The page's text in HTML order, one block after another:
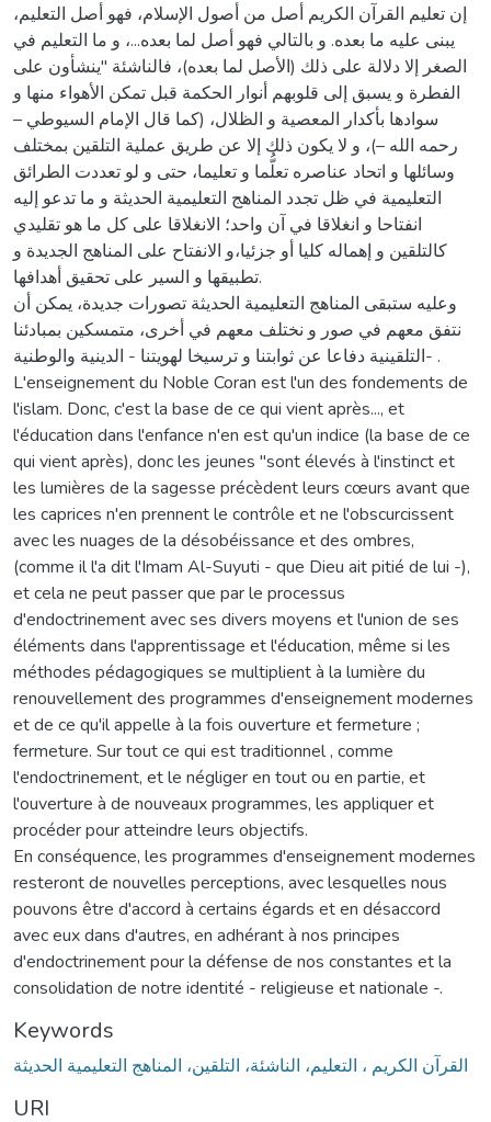
إن تعليم القرآن الكريم أصل من أصول الإسلام، فهو أصل التعليم،
يبنى عليه ما بعده. و بالتالي فهو أصل لما بعده...، و ما التعليم في
الصغر إلا دلالة على ذلك (الأصل لما بعده)، فالناشئة "ينشأون على
الفطرة و يسبق إلى قلوبهم أنوار الحكمة قبل تمكن الأهواء منها و
سوادها بأكدار المعصية و الظلال، (كما قال الإمام السيوطي –
رحمه الله –)، و لا يكون ذلك إلا عن طريق عملية التلقين بمختلف
وسائلها و اتحاد عناصره تعلُّما و تعليما، حتى و لو تعددت الطرائق
التعليمية في ظل تجدد المناهج التعليمية الحديثة و ما تدعو إليه
انفتاحا و انغلاقا في آن واحد؛ الانغلاقا على كل ما هو تقليدي
كالتلقين و إهماله كليا أو جزئيا،و الانفتاح على المناهج الجديدة و
تطبيقها و السير على تحقيق أهدافها.
وعليه ستبقى المناهج التعليمية الحديثة تصورات جديدة، يمكن أن
نتفق معهم في صور و نختلف معهم في أخرى، متمسكين بمبادئنا
التلقينية دفاعا عن ثوابتنا و ترسيخا لهويتنا - الدينية والوطنية- .
L'enseignement du Noble Coran est l'un des fondements de
l'islam. Donc, c'est la base de ce qui vient après..., et
l'éducation dans l'enfance n'en est qu'un indice (la base de ce
qui vient après), donc les jeunes "sont élevés à l'instinct et
les lumières de la sagesse précèdent leurs cœurs avant que
les caprices n'en prennent le contrôle et ne l'obscurcissent
avec les nuages de la désobéissance et des ombres,
(comme il l'a dit l'Imam Al-Suyuti - que Dieu ait pitié de lui -),
et cela ne peut passer que par le processus
d'endoctrinement avec ses divers moyens et l'union de ses
éléments dans l'apprentissage et l'éducation, même si les
méthodes pédagogiques se multiplient à la lumière du
renouvellement des programmes d'enseignement modernes
et de ce qu'il appelle à la fois ouverture et fermeture ;
fermeture. Sur tout ce qui est traditionnel , comme
l'endoctrinement, et le négliger en tout ou en partie, et
l'ouverture à de nouveaux programmes, les appliquer et
procéder pour atteindre leurs objectifs.
En conséquence, les programmes d'enseignement modernes
resteront de nouvelles perceptions, avec lesquelles nous
pouvons être d'accord à certains égards et en désaccord
avec eux dans d'autres, en adhérant à nos principes
d'endoctrinement pour la défense de nos constantes et la
consolidation de notre identité - religieuse et nationale -.
Keywords
القرآن الكريم ، التعليم، الناشئة، التلقين، المناهج التعليمية الحديثة
URI